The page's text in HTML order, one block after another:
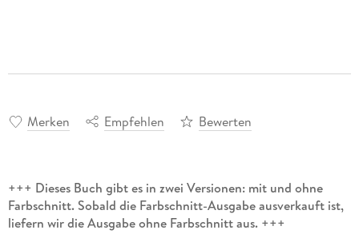
Merken Empfehlen Bewerten
+++ Dieses Buch gibt es in zwei Versionen: mit und ohne
Farbschnitt. Sobald die Farbschnitt-Ausgabe ausverkauft ist,
liefern wir die Ausgabe ohne Farbschnitt aus. +++